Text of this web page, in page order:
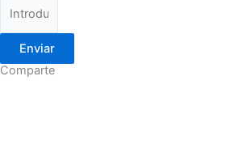
Enviar
Comparte